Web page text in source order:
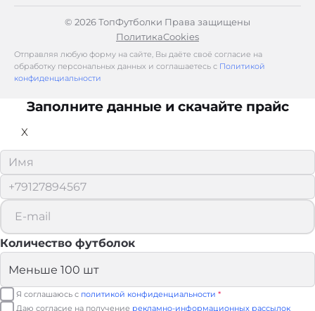
© 2026 ТопФутболки Права защищены
ПолитикаCookies
Отправляя любую форму на сайте, Вы даёте своё согласие на
обработку персональных данных и соглашаетесь с Политикой
конфиденциальности
Заполните данные и скачайте прайс
X
Количество футболок
Я соглашаюсь с политикой конфиденциальности *
Даю согласие на получение рекламно-информационных рассылок